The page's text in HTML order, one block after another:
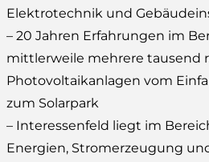
Elektrotechnik und
– 20 Jahren Erfahrungen im
mittlerweile mehrere tausend
Photovoltaikanlagen vom
zum Solarpark
– Interessenfeld liegt im
Energien, Stromerzeugung